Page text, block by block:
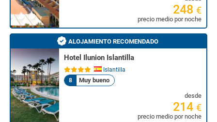
248 €
precio medio por noche
ALOJAMIENTO RECOMENDADO
Hotel Ilunion Islantilla
Islantilla
8
Muy bueno
desde
214 €
precio medio por noche